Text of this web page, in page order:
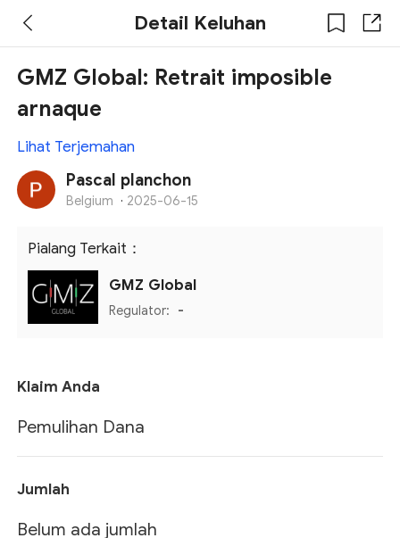
Detail Keluhan
GMZ Global: Retrait imposible
arnaque
Lihat Terjemahan
Pascal planchon
Belgium · 2025-06-15
Pialang Terkait：
GMZ Global
Regulator: -
Klaim Anda
Pemulihan Dana
Jumlah
Belum ada jumlah